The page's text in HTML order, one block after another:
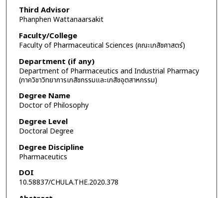
Third Advisor
Phanphen Wattanaarsakit
Faculty/College
Faculty of Pharmaceutical Sciences (คณะเภสัชศาสตร์)
Department (if any)
Department of Pharmaceutics and Industrial Pharmacy
(ภาควิชาวิทยาการเภสัชกรรมและเภสัชอุตสาหกรรม)
Degree Name
Doctor of Philosophy
Degree Level
Doctoral Degree
Degree Discipline
Pharmaceutics
DOI
10.58837/CHULA.THE.2020.378